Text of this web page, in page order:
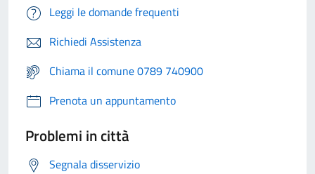
Leggi le domande frequenti
Richiedi Assistenza
Chiama il comune 0789 740900
Prenota un appuntamento
Problemi in città
Segnala disservizio